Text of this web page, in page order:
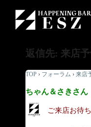
返信先: 来店
TOP › フォーラム › 来店
ちゃん＆さきさん
ご来店お待